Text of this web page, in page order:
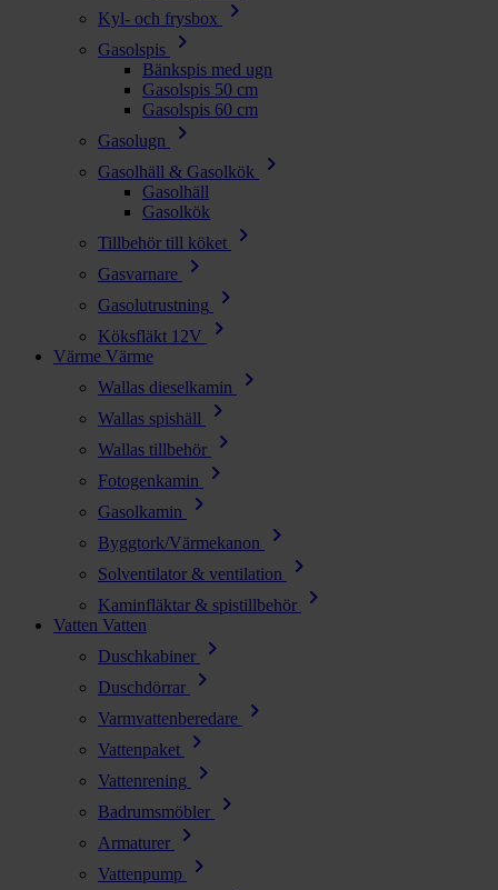
Kyl- och frysbox
chevron_right
Gasolspis chevron_right
Bänkspis med ugn
Gasolspis 50 cm
Gasolspis 60 cm
Gasolugn
chevron_right
Gasolhäll & Gasolkök chevron_right
Gasolhäll
Gasolkök
Tillbehör till köket
chevron_right
Gasvarnare chevron_right
Gasolutrustning chevron_right
Köksfläkt 12V chevron_right
Värme Värme
Wallas dieselkamin
chevron_right
Wallas spishäll chevron_right
Wallas tillbehör chevron_right
Fotogenkamin chevron_right
Gasolkamin chevron_right
Byggtork/Värmekanon chevron_right
Solventilator & ventilation chevron_right
Kaminfläktar & spistillbehör chevron_right
Vatten Vatten
Duschkabiner
chevron_right
Duschdörrar chevron_right
Varmvattenberedare chevron_right
Vattenpaket chevron_right
Vattenrening chevron_right
Badrumsmöbler chevron_right
Armaturer chevron_right
Vattenpump chevron_right